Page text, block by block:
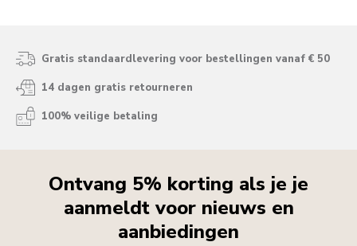
Gratis standaardlevering voor bestellingen vanaf € 50
14 dagen gratis retourneren
100% veilige betaling
Ontvang 5% korting als je je
aanmeldt voor nieuws en
aanbiedingen